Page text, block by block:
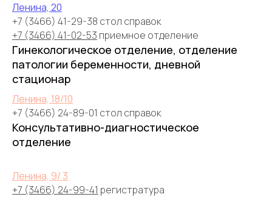
Ленина, 20
+7 (3466) 41-29-38 стол справок
+7 (3466) 41-02-53 приемное отделение
Гинекологическое отделение, отделение
патологии беременности, дневной
стационар
Ленина, 18/10
+7 (3466) 24-89-01 стол справок
Консультативно-диагностическое
отделение
Ленина, 9/ 3
+7 (3466) 24-99-41 регистратура